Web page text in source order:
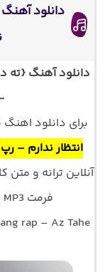
دانلود
دانلود آهنگ {ته
برای دانلود
انتظار ندارم –
فرمت MP3 با جهش موزیک ❤️ همراه باشید
rap – Az Tahe